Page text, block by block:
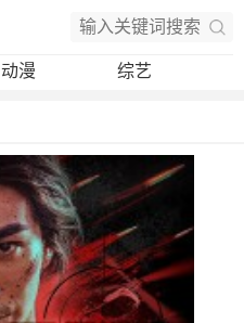
动漫 综艺